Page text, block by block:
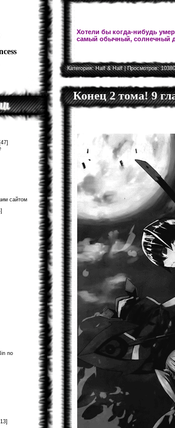
[47]
сайтом
no
Хотели бы когда-нибудь
самый обычный, солнечный
Категория:Half & Half| Просмотров:
Конец 2 тома! 9